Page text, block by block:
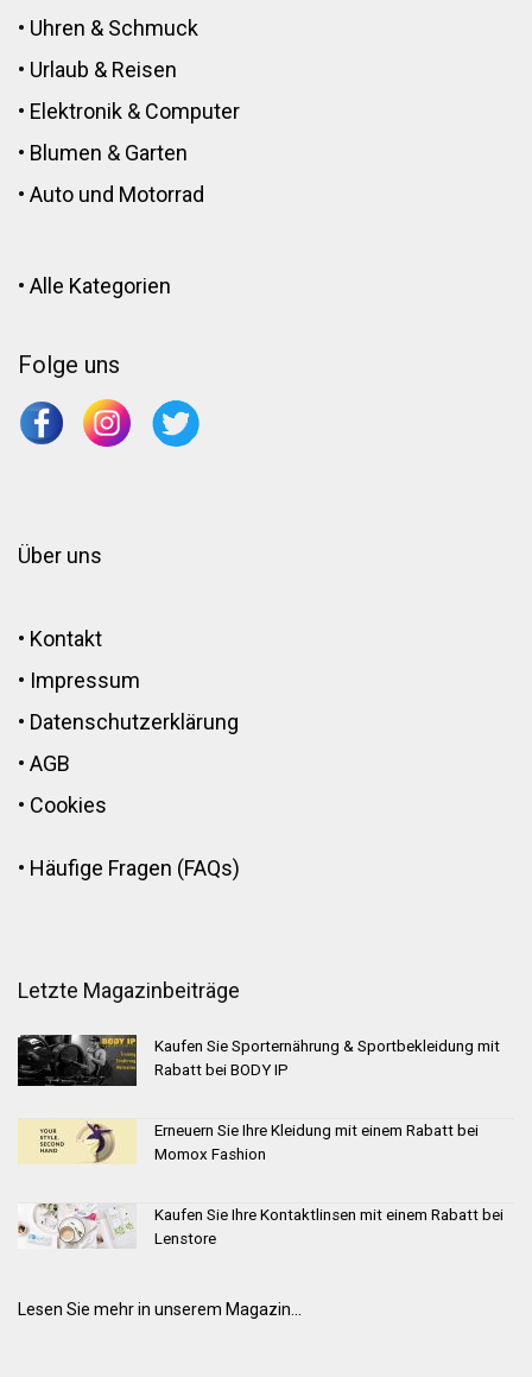
• Uhren & Schmuck
• Urlaub & Reisen
• Elektronik & Computer
• Blumen & Garten
• Auto und Motorrad
• Alle Kategorien
Folge uns
Über uns
• Kontakt
• Impressum
• Datenschutzerklärung
• AGB
• Cookies
• Häufige Fragen (FAQs)
Letzte Magazinbeiträge
Kaufen Sie Sporternährung & Sportbekleidung mit
Rabatt bei BODY IP
Erneuern Sie Ihre Kleidung mit einem Rabatt bei
Momox Fashion
Kaufen Sie Ihre Kontaktlinsen mit einem Rabatt bei
Lenstore
Lesen Sie mehr in unserem Magazin...